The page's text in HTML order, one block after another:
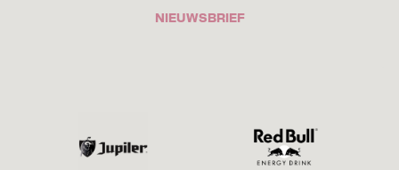
NIEUWSBRIEF